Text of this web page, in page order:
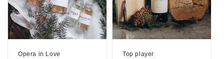
Opera in Love Top player